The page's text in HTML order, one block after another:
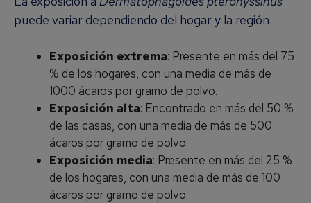
puede variar dependiendo del hogar y la región:
Exposición extrema: Presente en más del 75
% de los hogares, con una media de más de
1000 ácaros por gramo de polvo.
Exposición alta: Encontrado en más del 50 %
de las casas, con una media de más de 500
ácaros por gramo de polvo.
Exposición media: Presente en más del 25 %
de los hogares, con una media de más de 100
ácaros por gramo de polvo.